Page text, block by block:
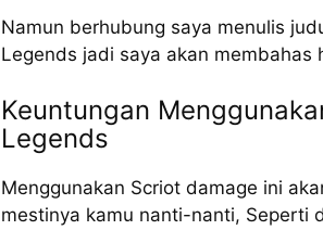
Namun berhubung saya menulis
Legends jadi saya akan membahas
Keuntungan
Legends
Menggunakan Scriot damage ini
mestinya kamu nanti-nanti, Seperti